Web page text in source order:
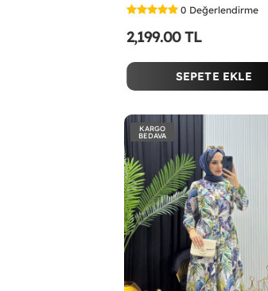
0 Değerlendirme
2,199.00 TL
SEPETE EKLE
KARGO
BEDAVA